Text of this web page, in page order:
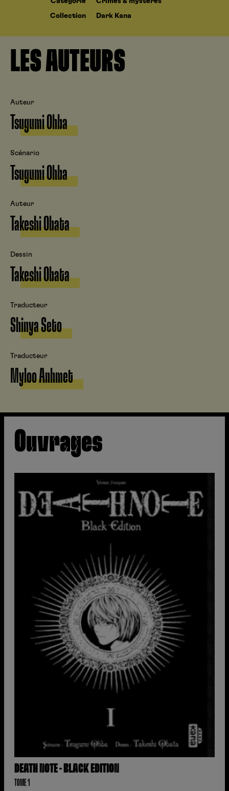
Collection Dark Kana
LES AUTEURS
Auteur
Tsugumi Ohba
Scénario
Tsugumi Ohba
Auteur
Takeshi Obata
Dessin
Takeshi Obata
Traducteur
Shinya Seto
Traducteur
Myloo Anhmet
Ouvrages
DEATH NOTE - BLACK EDITION
TOME 1